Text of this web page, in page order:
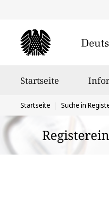
Startseite
Sie
befinden
sich
hier:
Startseite Suche in